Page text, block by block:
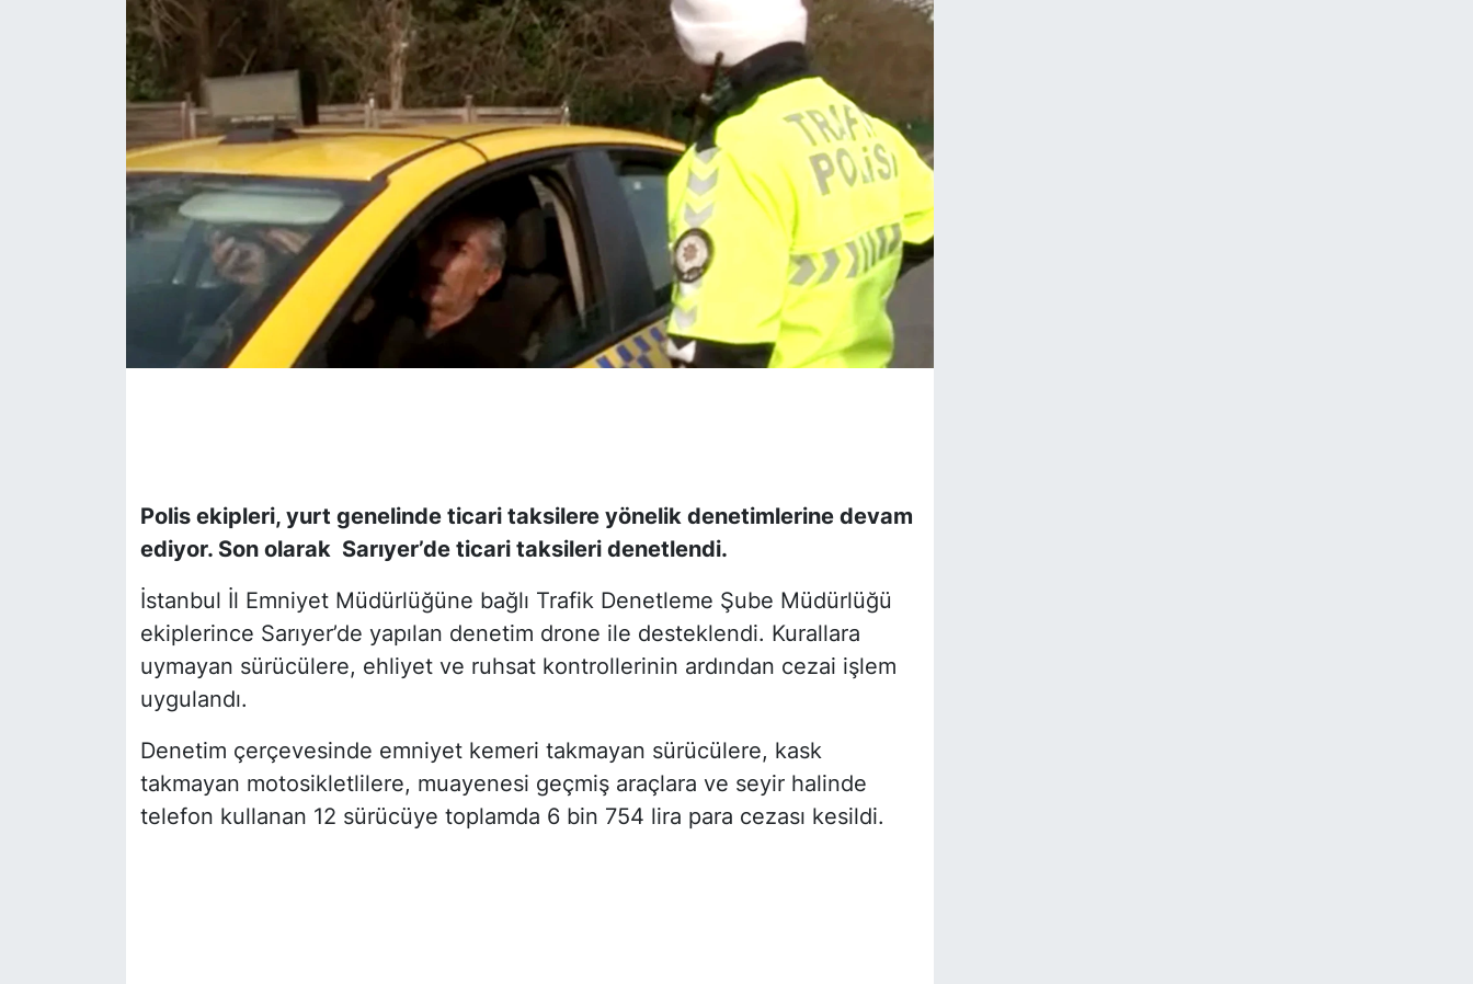
Polis ekipleri, yurt genelinde ticari taksilere yönelik denetimlerine devam
ediyor. Son olarak Sarıyer’de ticari taksileri denetlendi.
İstanbul İl Emniyet Müdürlüğüne bağlı Trafik Denetleme Şube Müdürlüğü
ekiplerince Sarıyer’de yapılan denetim drone ile desteklendi. Kurallara
uymayan sürücülere, ehliyet ve ruhsat kontrollerinin ardından cezai işlem
uygulandı.
Denetim çerçevesinde emniyet kemeri takmayan sürücülere, kask
takmayan motosikletlilere, muayenesi geçmiş araçlara ve seyir halinde
telefon kullanan 12 sürücüye toplamda 6 bin 754 lira para cezası kesildi.
KÖŞE YAZILARI
KÖŞE YAZILARI (Arşiv)
KÜLTÜR SANAT
MAGAZİN
SARIYER HABERLERİ
SİYASET
SON DAKİKA HABERİ
TEKNOLOJİ
TÜRKİYE VE DÜNYA GÜNDEMİ
VİDEO GALERİ